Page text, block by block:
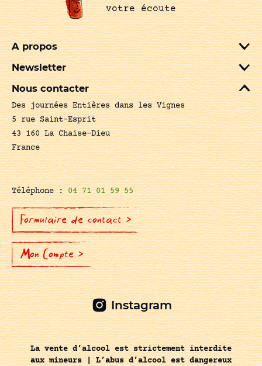
votre écoute
A propos
Newsletter
Nous contacter
Des journées Entières dans les Vignes
5 rue Saint-Esprit
43 160 La Chaise-Dieu
France
Téléphone :04 71 01 59 55
Formulaire de contact >
Mon Compte >
Instagram
La vente d’alcool est strictement interdite
aux mineurs | L’abus d’alcool est dangereux